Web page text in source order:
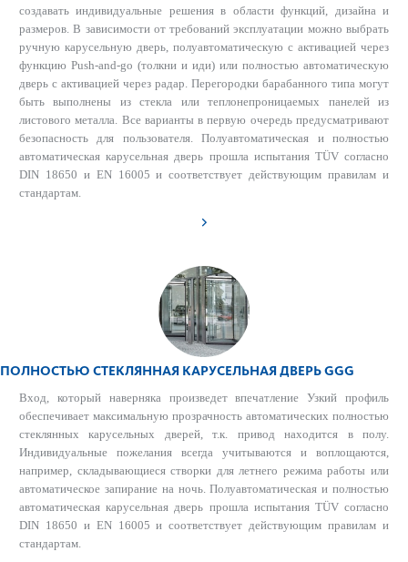
создавать индивидуальные решения в области функций, дизайна и
размеров. В зависимости от требований эксплуатации можно выбрать
ручную карусельную дверь, полуавтоматическую с активацией через
функцию Рush-and-go (толкни и иди) или полностью автоматическую
дверь с активацией через радар. Перегородки барабанного типа могут
быть выполнены из стекла или теплонепроницаемых панелей из
листового металла. Все варианты в первую очередь предусматривают
безопасность для пользователя. Полуавтоматическая и полностью
автоматическая карусельная дверь прошла испытания TÜV согласно
DIN 18650 и EN 16005 и соответствует действующим правилам и
стандартам.
ПОЛНОСТЬЮ СТЕКЛЯННАЯ КАРУСЕЛЬНАЯ ДВЕРЬ GGG
Вход, который наверняка произведет впечатление Узкий профиль
обеспечивает максимальную прозрачность автоматических полностью
стеклянных карусельных дверей, т.к. привод находится в полу.
Индивидуальные пожелания всегда учитываются и воплощаются,
например, складывающиеся створки для летнего режима работы или
автоматическое запирание на ночь. Полуавтоматическая и полностью
автоматическая карусельная дверь прошла испытания TÜV согласно
DIN 18650 и EN 16005 и соответствует действующим правилам и
стандартам.